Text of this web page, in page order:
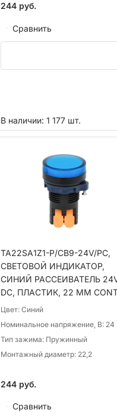
244руб.
Сравнить
В наличии: 1 177 шт.
TA22SA1Z1-P/CB9-24V/PC,
СВЕТОВОЙ ИНДИКАТОР,
СИНИЙ РАССЕИВАТЕЛЬ
DC, ПЛАСТИК, 22 ММ
Цвет: Синий
Номинальное напряжение, В: 24
Тип зажима: Пружинный
Монтажный диаметр: 22,2
244руб.
Сравнить